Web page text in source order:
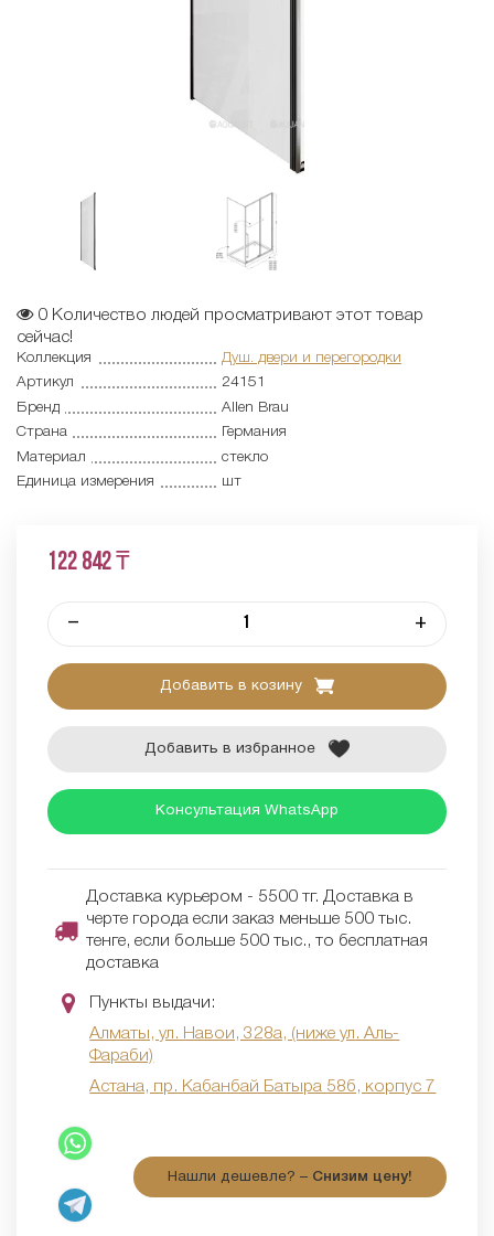
0 Количество людей просматривают этот товар
сейчас!
Коллекция
Душ. двери и перегородки
Артикул
24151
Бренд
Allen Brau
Страна
Германия
Материал
стекло
Единица измерения
шт
122 842 ₸
– +
Добавить в козину
Добавить в избранное
Консультация WhatsApp
Доставка курьером - 5500 тг. Доставка в
черте города если заказ меньше 500 тыс.
тенге, если больше 500 тыс., то бесплатная
доставка
Пункты выдачи:
Алматы, ул. Навои, 328а, (ниже ул. Аль-
Фараби)
Астана, пр. Кабанбай Батыра 58б, корпус 7
Нашли дешевле? – Снизим цену!